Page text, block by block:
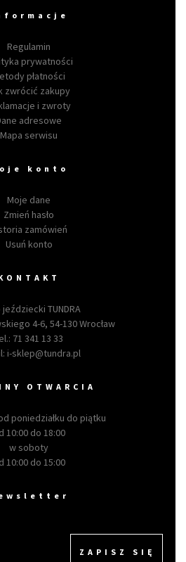
Regulamin
prywatności
płatności
zwrócić zakupy
i zwroty
adresowe
Mapa serwisu
konto
Moje dane
Zmień hasło
zamówień
Usuń konto
TUNDRA
4-6, 54-130 Wrocław
71 341 13 33
i-sklep@tundra.pl
OTWARCIA
poniedziałku do piątku
10:00 do 18:00
w soboty
10:00 do 15:00
ZAPISZ SIĘ